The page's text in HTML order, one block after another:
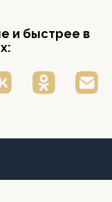
и быстрее в